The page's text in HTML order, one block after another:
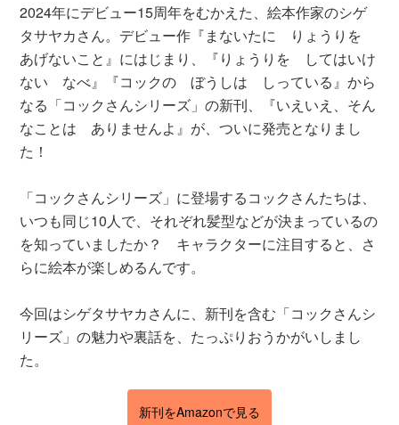
2024年にデビュー15周年をむかえた、絵本作家のシゲ
タサヤカさん。デビュー作『まないたに りょうりを
あげないこと』にはじまり、『りょうりを してはいけ
ない なべ』『コックの ぼうしは しっている』から
なる「コックさんシリーズ」の新刊、『いえいえ、そん
なことは ありませんよ』が、ついに発売となりまし
た！
「コックさんシリーズ」に登場するコックさんたちは、
いつも同じ10人で、それぞれ髪型などが決まっているの
を知っていましたか？ キャラクターに注目すると、さ
らに絵本が楽しめるんです。
今回はシゲタサヤカさんに、新刊を含む「コックさんシ
リーズ」の魅力や裏話を、たっぷりおうかがいしまし
た。
新刊をAmazonで見る